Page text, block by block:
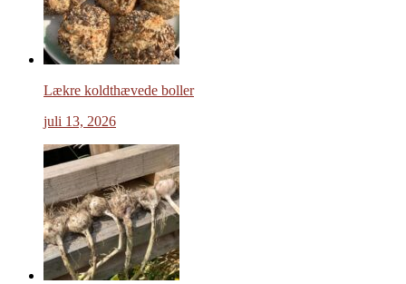
Lækre koldthævede boller
juli 13, 2026